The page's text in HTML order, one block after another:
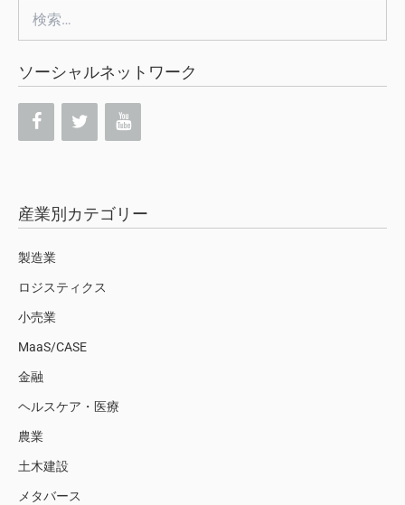
索:
ソーシャルネットワーク
産業別カテゴリー
製造業
ロジスティクス
小売業
MaaS/CASE
金融
ヘルスケア・医療
農業
土木建設
メタバース